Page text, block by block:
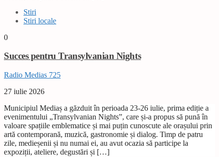
Stiri
Stiri locale
0
Succes pentru Transylvanian Nights
Radio Medias 725
27 iulie 2026
Municipiul Mediaș a găzduit în perioada 23-26 iulie, prima ediție a
evenimentului „Transylvanian Nights”, care și-a propus să pună în
valoare spațiile emblematice și mai puțin cunoscute ale orașului prin
artă contemporană, muzică, gastronomie și dialog. Timp de patru
zile, medieșenii și nu numai ei, au avut ocazia să participe la
expoziții, ateliere, degustări și […]